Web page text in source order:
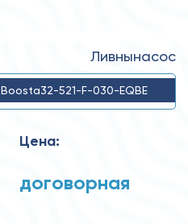
Ливнынасос
Boosta32-521-F-030-EQBE
Цена:
договорная